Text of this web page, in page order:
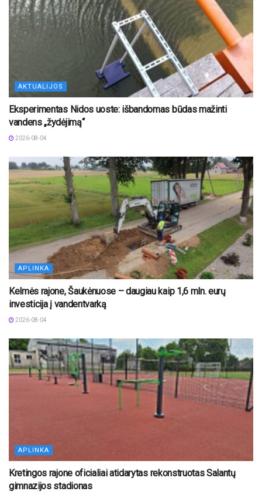
AKTUALIJOS
Eksperimentas Nidos uoste: išbandomas būdas mažinti
vandens „žydėjimą“
2026-08-04
APLINKA
Kelmės rajone, Šaukėnuose – daugiau kaip 1,6 mln. eurų
investicija į vandentvarką
2026-08-04
APLINKA
Kretingos rajone oficialiai atidarytas rekonstruotas Salantų
gimnazijos stadionas